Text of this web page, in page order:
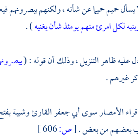
حميم حميما عن شأنه ، ولكنهم
لكل امرئ منهم يومئذ شأن يغنيه) .
عليه ظاهر التنزيل ، وذلك أن قوله : (
غيرهم .
الأمصار سوىأبي جعفر القارئوشيبة
بعضهم من بعض .[ص: